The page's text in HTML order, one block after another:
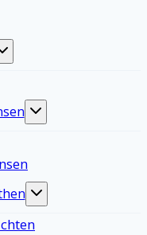
Toggle
submenu
Toggle
submenu
Toggle
submenu